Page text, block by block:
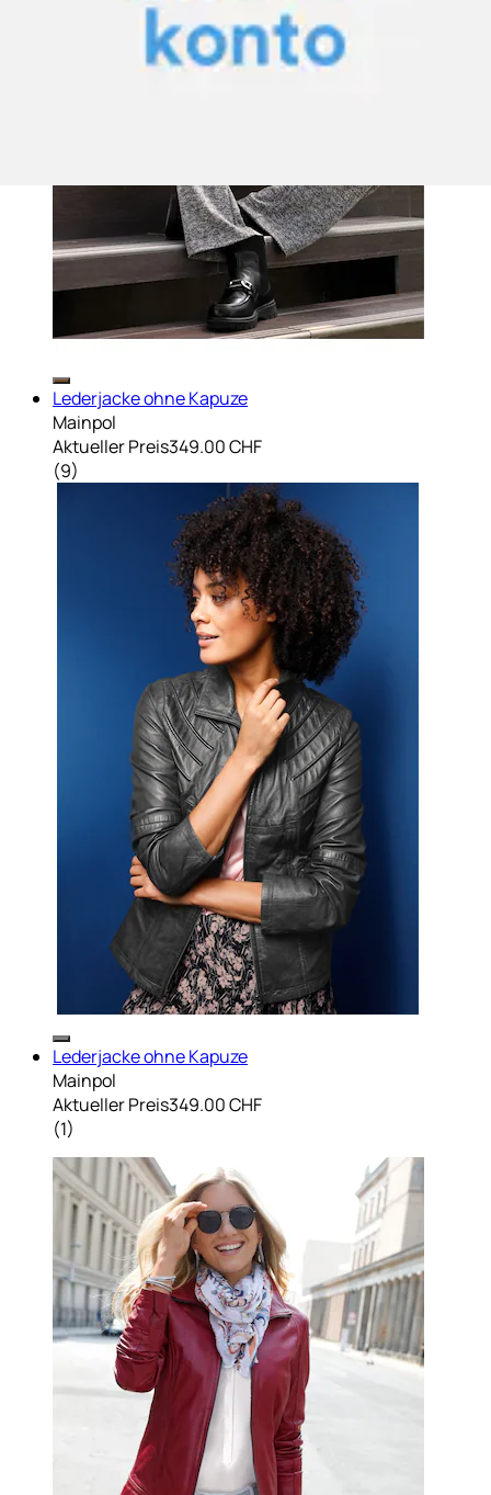
Lederjacke ohne Kapuze
Mainpol
Aktueller Preis349.00 CHF
(9)
Lederjacke ohne Kapuze
Mainpol
Aktueller Preis349.00 CHF
(1)